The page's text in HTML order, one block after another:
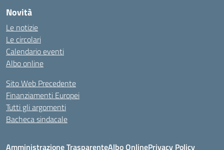
Novità
Le notizie
Le circolari
Calendario eventi
Albo online
Sito Web Precedente
Finanziamenti Europei
Tutti gli argomenti
Bacheca sindacale
Amministrazione TrasparenteAlbo OnlinePrivacy Policy